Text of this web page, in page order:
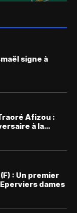
signe à
Afizou :
à la
dames